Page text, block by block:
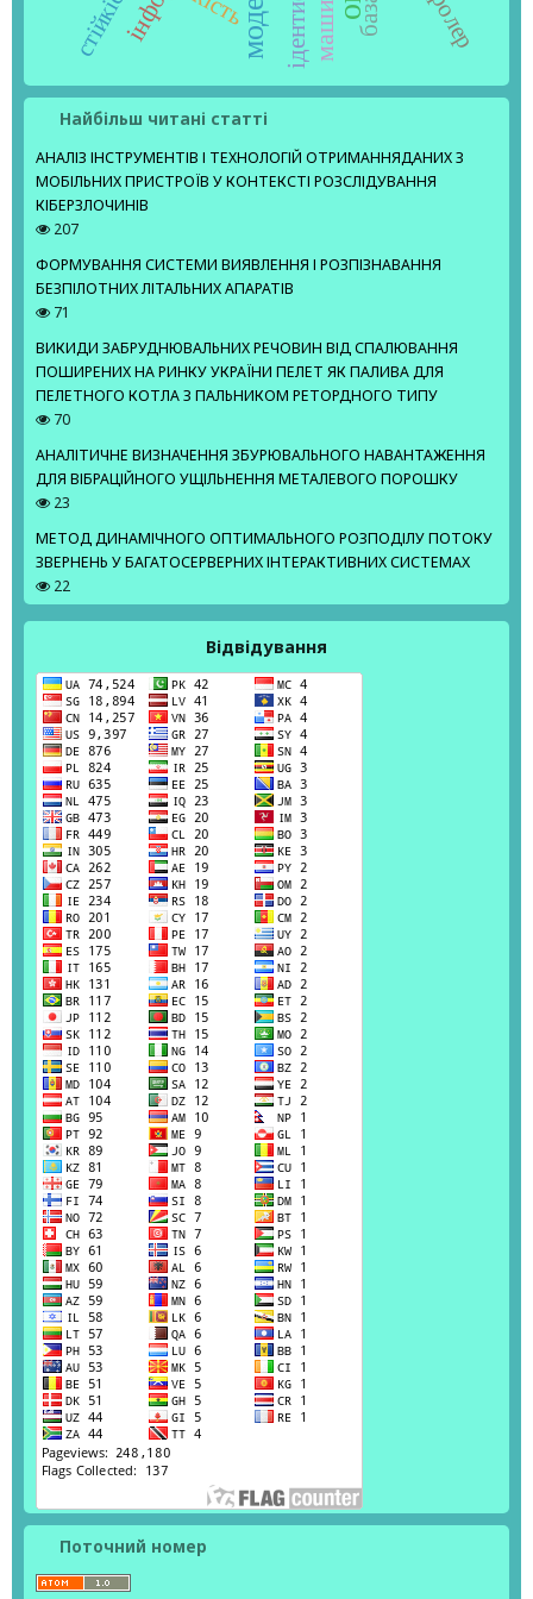
Найбільш читані статті
АНАЛІЗ ІНСТРУМЕНТІВ І ТЕХНОЛОГІЙ ОТРИМАННЯДАНИХ З
МОБІЛЬНИХ ПРИСТРОЇВ У КОНТЕКСТІ РОЗСЛІДУВАННЯ
КІБЕРЗЛОЧИНІВ
207
ФОРМУВАННЯ СИСТЕМИ ВИЯВЛЕННЯ І РОЗПІЗНАВАННЯ
БЕЗПІЛОТНИХ ЛІТАЛЬНИХ АПАРАТІВ
71
ВИКИДИ ЗАБРУДНЮВАЛЬНИХ РЕЧОВИН ВІД СПАЛЮВАННЯ
ПОШИРЕНИХ НА РИНКУ УКРАЇНИ ПЕЛЕТ ЯК ПАЛИВА ДЛЯ
ПЕЛЕТНОГО КОТЛА З ПАЛЬНИКОМ РЕТОРДНОГО ТИПУ
70
АНАЛІТИЧНЕ ВИЗНАЧЕННЯ ЗБУРЮВАЛЬНОГО НАВАНТАЖЕННЯ
ДЛЯ ВІБРАЦІЙНОГО УЩІЛЬНЕННЯ МЕТАЛЕВОГО ПОРОШКУ
23
МЕТОД ДИНАМІЧНОГО ОПТИМАЛЬНОГО РОЗПОДІЛУ ПОТОКУ
ЗВЕРНЕНЬ У БАГАТОСЕРВЕРНИХ ІНТЕРАКТИВНИХ СИСТЕМАХ
22
Відвідування
Поточний номер